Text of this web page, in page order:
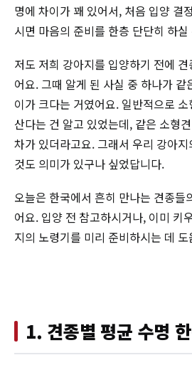
명에 차이가 꽤 있어서, 처음 입양 결
시면 마음의 준비를 한층 단단히 하
저도 저희 강아지를 입양하기 전에
어요. 그때 알게 된 사실 중 하나가 같
이가 크다는 거였어요. 일반적으로
산다는 건 알고 있었는데, 같은 소형
차가 있더라고요. 그래서 우리 강아
것도 의미가 있구나 싶었답니다.
오늘은 한국에서 흔히 만나는 견종들
어요. 입양 전 참고하시거나, 이미 키
지의 노령기를 미리 준비하시는 데
1. 견종별 평균 수명